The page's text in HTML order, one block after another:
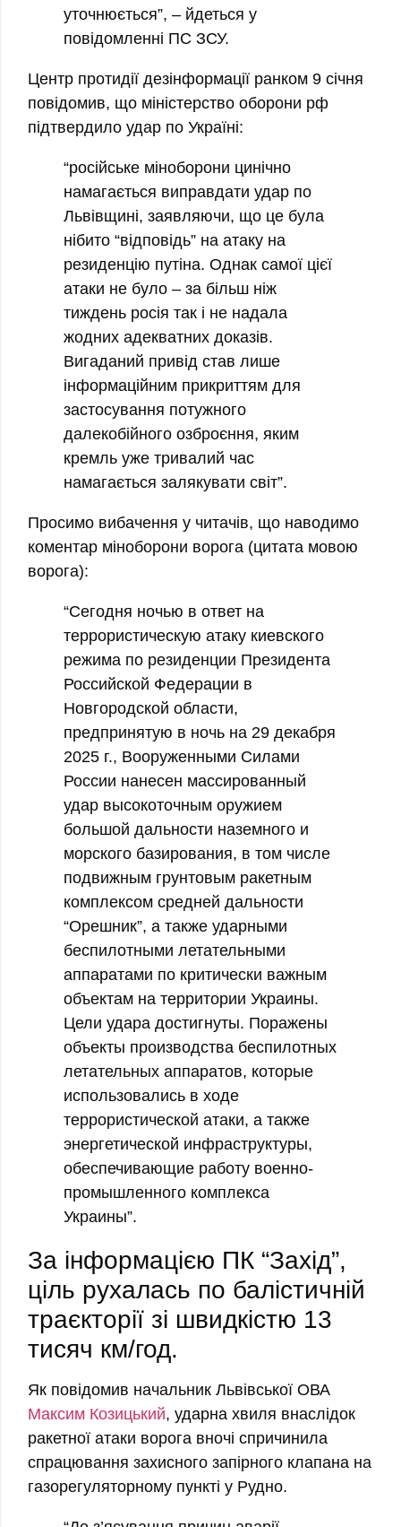
уточнюється”, – йдеться у
повідомленні ПС ЗСУ.
Центр протидії дезінформації ранком 9 січня
повідомив, що міністерство оборони рф
підтвердило удар по Україні:
“російське міноборони цинічно
намагається виправдати удар по
Львівщині, заявляючи, що це була
нібито “відповідь” на атаку на
резиденцію путіна. Однак самої цієї
атаки не було – за більш ніж
тиждень росія так і не надала
жодних адекватних доказів.
Вигаданий привід став лише
інформаційним прикриттям для
застосування потужного
далекобійного озброєння, яким
кремль уже тривалий час
намагається залякувати світ”.
Просимо вибачення у читачів, що наводимо
коментар міноборони ворога (цитата мовою
ворога):
“Сегодня ночью в ответ на
террористическую атаку киевского
режима по резиденции Президента
Российской Федерации в
Новгородской области,
предпринятую в ночь на 29 декабря
2025 г., Вооруженными Силами
России нанесен массированный
удар высокоточным оружием
большой дальности наземного и
морского базирования, в том числе
подвижным грунтовым ракетным
комплексом средней дальности
“Орешник”, а также ударными
беспилотными летательными
аппаратами по критически важным
объектам на территории Украины.
Цели удара достигнуты. Поражены
объекты производства беспилотных
летательных аппаратов, которые
использовались в ходе
террористической атаки, а также
энергетической инфраструктуры,
обеспечивающие работу военно-
промышленного комплекса
Украины”.
За інформацією ПК “Захід”,
ціль рухалась по балістичній
траєкторії зі швидкістю 13
тисяч км/год.
Як повідомив начальник Львівської ОВА
Максим Козицький, ударна хвиля внаслідок
ракетної атаки ворога вночі спричинила
спрацювання захисного запірного клапана на
газорегуляторному пункті у Рудно.